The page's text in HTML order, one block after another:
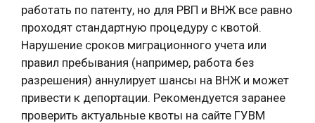
работать по патенту, но для РВП и ВНЖ все равно
проходят стандартную процедуру с квотой.
Нарушение сроков миграционного учета или
правил пребывания (например, работа без
разрешения) аннулирует шансы на ВНЖ и может
привести к депортации. Рекомендуется заранее
проверить актуальные квоты на сайте ГУВМ